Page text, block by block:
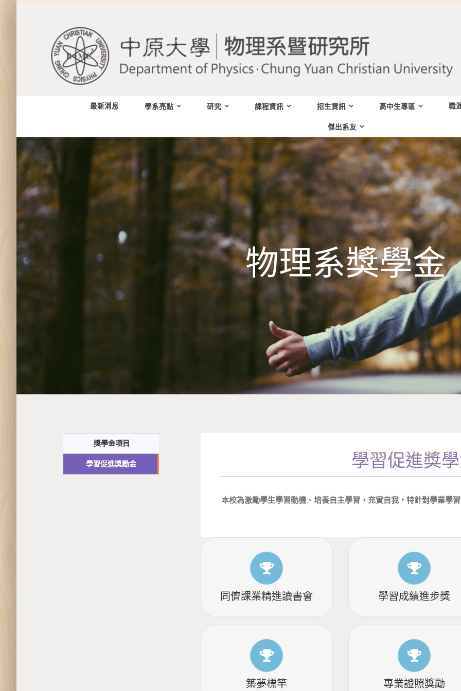
最新消息 學系亮點 研究 課程資訊 招生資訊 高中生專區 職
傑出系友
物理系獎學金
學習促進獎
本校為激勵學生學習動機、培養自主學習，充實自我，特針對學業學
同儕課業精進讀書會
了解更多
學習成績進步獎
了解更多
築夢標竿
了解更多
專業證照獎勵
了解更多
獎學金項目
學習促進獎勵金